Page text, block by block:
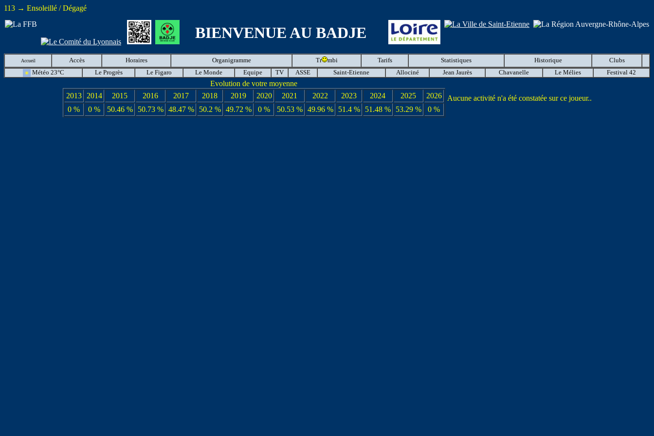
113 → Ensoleillé / Dégagé
BIENVENUE AU BADJE
Accueil Accès Horaires Organigramme Tr mbi Tarifs Statistiques Historique
Clubs
Météo 23°C
Le Progrès Le Figaro Le Monde Equipe TV ASSE Saint-Etienne Allociné Jean Jaurès Chavanelle Le Mélies Festival 42
Evolution de votre moyenne
2013
2014 2015 2016 2017 2018 2019 2020 2021 2022 2023 2024 2025
2026
0 %
0 % 50.46 % 50.73 % 48.47 % 50.2 % 49.72 % 0 % 50.53 % 49.96 % 51.4 % 51.48 % 53.29 % 0 %
Aucune activité n'a été constatée sur ce joueur..